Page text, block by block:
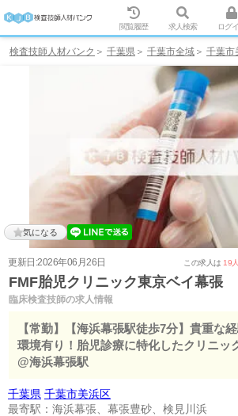
閲覧履歴 求人検索 ログ
検査技師人材バンク 千葉県 千葉市全域 千葉市
気になる
更新日:2026年06月26日 この求人は 19人
FMF胎児クリニック東京ベイ幕張
臨床検査技師の求人情報
【常勤】【海浜幕張駅徒歩7分】貴重な
環境有り！胎児診療に特化したクリニッ
@海浜幕張駅
千葉県 千葉市美浜区
最寄駅：海浜幕張、幕張豊砂、検見川浜